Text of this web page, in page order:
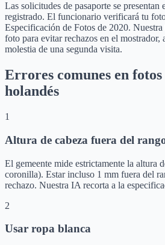
Las solicitudes de pasaporte se presentan
registrado. El funcionario verificará tu
Especificación de Fotos de 2020.
foto para evitar rechazos en el mostrador,
molestia de una segunda visita.
Errores comunes en
holandés
1
Altura de cabeza fuera del
El gemeente mide estrictamente la altura
coronilla). Estar incluso 1 mm fuera del
rechazo. Nuestra IA recorta a la
2
Usar ropa blanca